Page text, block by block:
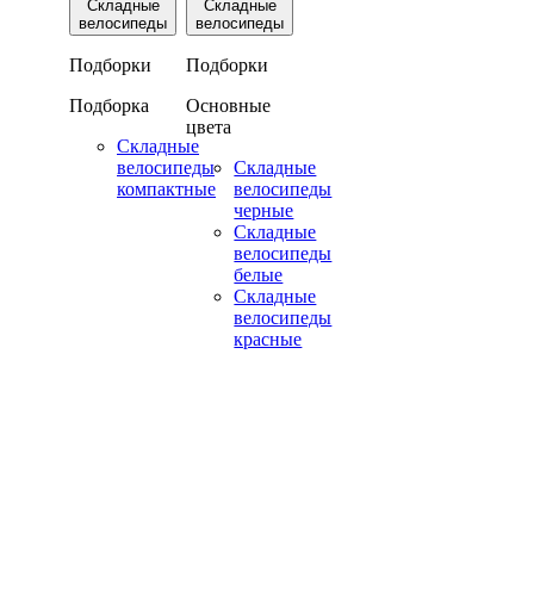
Складные
велосипеды
Подборки
Подборка
Складные
велосипеды
компактные
Складные
велосипеды
Подборки
Основные
цвета
Складные
велосипеды
черные
Складные
велосипеды
белые
Складные
велосипеды
красные